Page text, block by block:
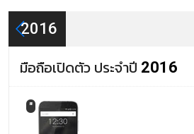
2016
มือถือเปิดตัว ประจำปี 2016
"